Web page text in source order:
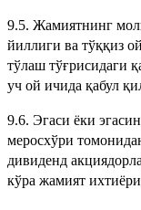
9.5. Жамиятнинг
йиллиги ва тўққиз
тўлаш тўғрисидаги
уч ой ичида қабул
9.6. Эгаси ёки
меросхўри
дивиденд
кўра жамият